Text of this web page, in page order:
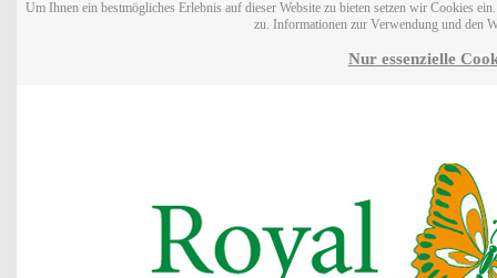
Um Ihnen ein bestmögliches Erlebnis auf dieser Website zu bieten setzen wir Cookies
zu. Informationen zur Verwendung und den
Nur essenzielle